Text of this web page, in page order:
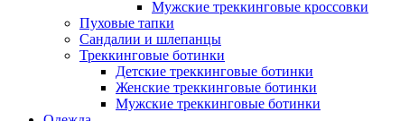
Мужские треккинговые кроссовки
Пуховые тапки
Сандалии и шлепанцы
Треккинговые ботинки
Детские треккинговые ботинки
Женские треккинговые ботинки
Мужские треккинговые ботинки